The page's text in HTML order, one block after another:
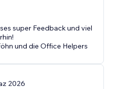
super Feedback und viel
und die Office Helpers
2026